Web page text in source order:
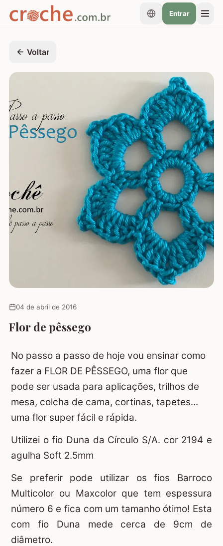
Entrar
Voltar
04 de abril de 2016
Flor de pêssego
No passo a passo de hoje vou ensinar como
fazer a FLOR DE PÊSSEGO, uma flor que
pode ser usada para aplicações, trilhos de
mesa, colcha de cama, cortinas, tapetes...
uma flor super fácil e rápida.
Utilizei o fio Duna da Círculo S/A. cor 2194 e
agulha Soft 2.5mm
Se preferir pode utilizar os fios Barroco
Multicolor ou Maxcolor que tem espessura
número 6 e fica com um tamanho ótimo! Esta
com fio Duna mede cerca de 9cm de
diâmetro.